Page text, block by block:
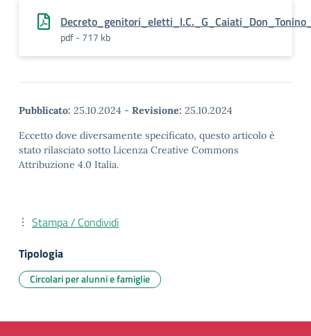
pdf - 717 kb
Pubblicato: 25.10.2024 - Revisione: 25.10.2024
Eccetto dove diversamente specificato, questo articolo è
stato rilasciato sotto Licenza Creative Commons
Attribuzione 4.0 Italia.
Stampa / Condividi
Tipologia
Circolari per alunni e famiglie